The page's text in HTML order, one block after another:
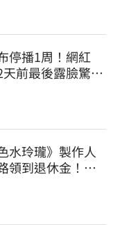
停播1周！網紅
天前最後露臉驚傳
水玲瓏》製作人
到退休金！隱